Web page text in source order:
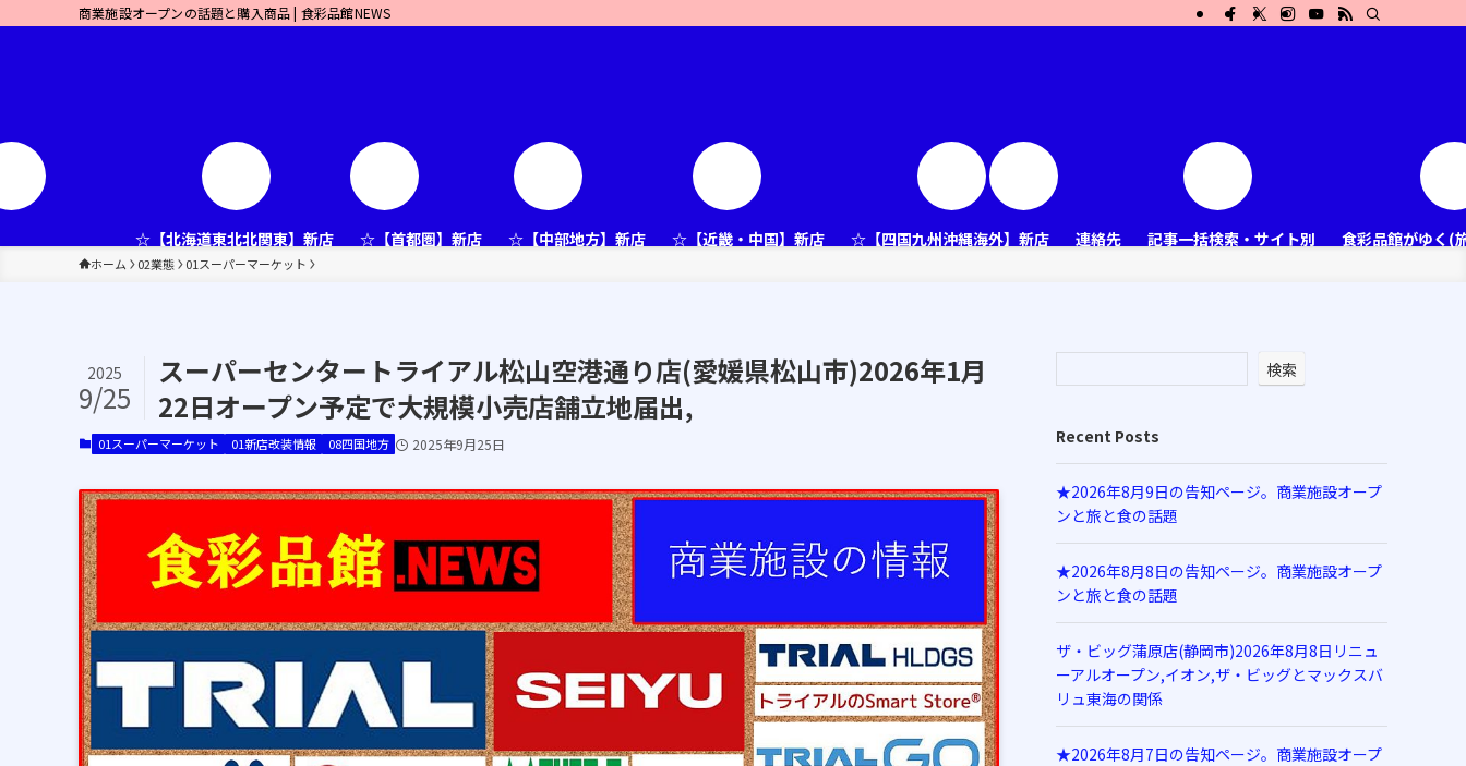
商業施設オープンの話題と購入商品 | 食彩品館NEWS
☆【北海道東北北関東】新店 ☆【首都圏】新店 ☆【中部地方】新店 ☆【近畿・中国】新店 ☆【四国九州沖縄海外】新店 連絡先 記事一括検索・サイト別 食彩品館がゆく(
ホーム 02業態 01スーパーマーケット
スーパーセンタートライアル松山空港通り店(愛媛県松山市)2026年1月
22日オープン予定で大規模小売店舗立地届出,
2025
9/25
01スーパーマーケット 01新店改装情報 08四国地方 2025年9月25日
検索
Recent Posts
★2026年8月9日の告知ページ。商業施設オープ
ンと旅と食の話題
★2026年8月8日の告知ページ。商業施設オープ
ンと旅と食の話題
ザ・ビッグ蒲原店(静岡市)2026年8月8日リニュ
ーアルオープン,イオン,ザ・ビッグとマックスバ
リュ東海の関係
★2026年8月7日の告知ページ。商業施設オープ